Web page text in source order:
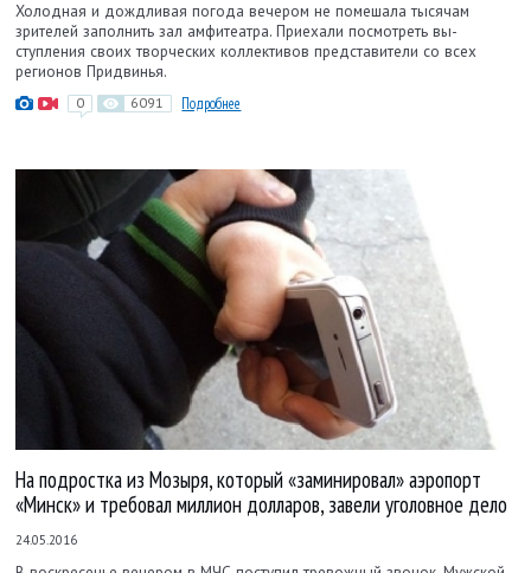
Холодная и дождливая погода вечером не помешала тысячам
зрителей заполнить зал амфитеатра. Приехали посмотреть вы­
ступления своих творческих коллективов представители со всех
регионов Придвинья.
0 6091 Подробнее
На подростка из Мозыря, который «заминировал» аэропорт
«Минск» и требовал миллион долларов, завели уголовное дело
24.05.2016